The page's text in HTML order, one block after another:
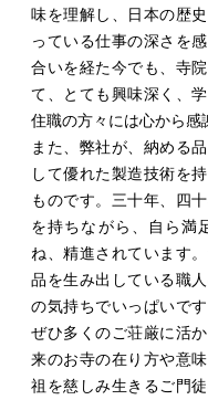
味を理解し、日本の歴
っている仕事の深さを
合いを経た今でも、寺
て、とても興味深く、
住職の方々には心から感
また、弊社が、納める
して優れた製造技術を
ものです。三十年、四
を持ちながら、自ら満
ね、精進されています
品を生み出している職
の気持ちでいっぱいで
ぜひ多くのご荘厳に活
来のお寺の在り方や意
祖を慈しみ生きるご門